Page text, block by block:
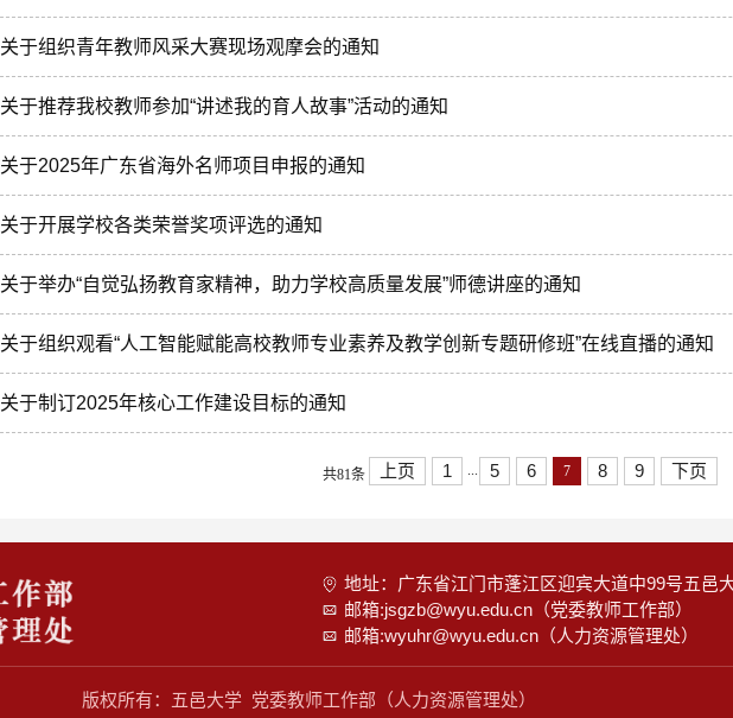
关于组织青年教师风采大赛现场观摩会的通知
关于推荐我校教师参加“讲述我的育人故事”活动的通知
关于2025年广东省海外名师项目申报的通知
关于开展学校各类荣誉奖项评选的通知
关于举办“自觉弘扬教育家精神，助力学校高质量发展”师德讲座的通知
关于组织观看“人工智能赋能高校教师专业素养及教学创新专题研修班”在线直播的通知
关于制订2025年核心工作建设目标的通知
共81条 上页 1 ... 5 6 7 8 9 下页
地址：广东省江门市蓬江区迎宾大道中99号五
邮箱:jsgzb@wyu.edu.cn（党委教师工作部）
邮箱:wyuhr@wyu.edu.cn（人力资源管理处）
版权所有：五邑大学 党委教师工作部（人力资源管理处）